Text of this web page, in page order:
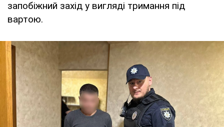
запобіжний захід у вигляді тримання під
вартою.